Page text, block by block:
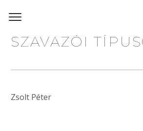
SZAVAZÓI
Zsolt Péter